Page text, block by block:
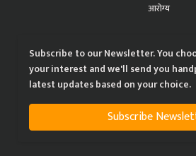
आरोग्य
Subscribe to our Newsletter. You
your interest and we'll send you
latest updates based on your choice.
Subscribe